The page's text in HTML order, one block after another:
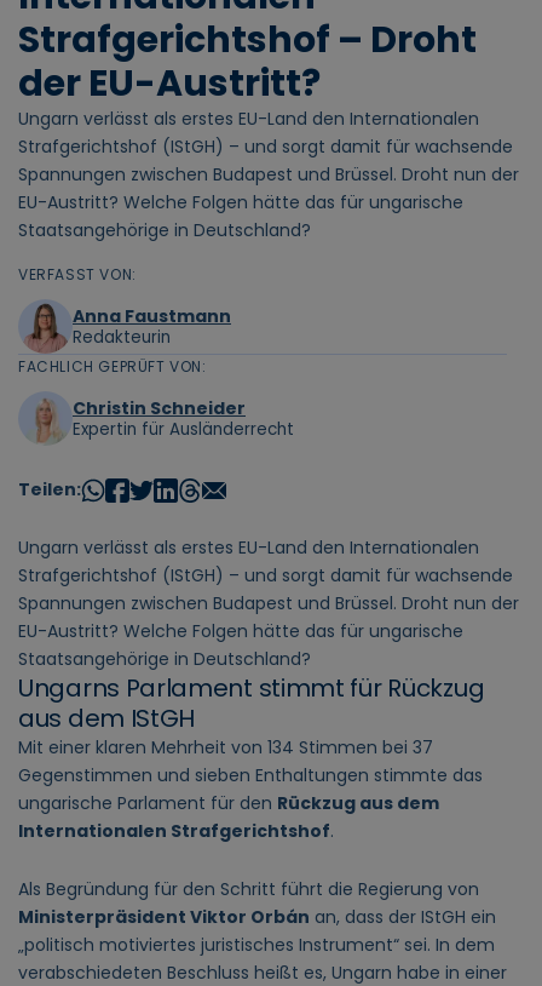
Strafgerichtshof – Droht
der EU-Austritt?
Ungarn verlässt als erstes EU-Land den Internationalen
Strafgerichtshof (IStGH) – und sorgt damit für wachsende
Spannungen zwischen Budapest und Brüssel. Droht nun der
EU-Austritt? Welche Folgen hätte das für ungarische
Staatsangehörige in Deutschland?
VERFASST VON:
Anna Faustmann
Redakteurin
FACHLICH GEPRÜFT VON:
Christin Schneider
Expertin für Ausländerrecht
Teilen:
Ungarn verlässt als erstes EU-Land den Internationalen
Strafgerichtshof (IStGH) – und sorgt damit für wachsende
Spannungen zwischen Budapest und Brüssel. Droht nun der
EU-Austritt? Welche Folgen hätte das für ungarische
Staatsangehörige in Deutschland?
Ungarns Parlament stimmt für Rückzug
aus dem IStGH
Mit einer klaren Mehrheit von 134 Stimmen bei 37
Gegenstimmen und sieben Enthaltungen stimmte das
ungarische Parlament für den Rückzug aus dem
Internationalen Strafgerichtshof.
Als Begründung für den Schritt führt die Regierung von
Ministerpräsident Viktor Orbán an, dass der IStGH ein
„politisch motiviertes juristisches Instrument“ sei. In dem
verabschiedeten Beschluss heißt es, Ungarn habe in einer